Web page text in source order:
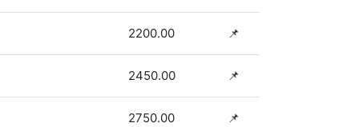
2200.00 📌
2450.00 📌
2750.00 📌